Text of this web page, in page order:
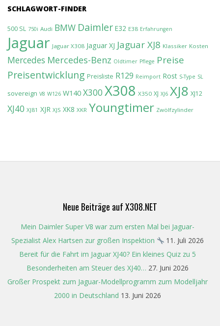
SCHLAGWORT-FINDER
500 SL 750i Audi BMW Daimler E32 E38 Erfahrungen
Jaguar Jaguar X308 Jaguar XJ Jaguar XJ8 Klassiker Kosten
Mercedes Mercedes-Benz Oldtimer Pflege Preise
Preisentwicklung Preisliste R129 Reimport Rost S-Type SL
sovereign V8 W126 W140 X300 X308 X350 XJ XJ6 XJ8 XJ12
XJ40 XJ81 XJR XJS XK8 XKR Youngtimer Zwölfzylinder
Neue Beiträge auf X308.NET
Mein Daimler Super V8 war zum ersten Mal bei Jaguar-
Spezialist Alex Hartsen zur großen Inspektion
11. Juli 2026
Bereit für die Fahrt im Jaguar XJ40? Ein kleines Quiz zu 5
Besonderheiten am Steuer des XJ40… 27. Juni 2026
Großer Prospekt zum Jaguar-Modellprogramm zum Modelljahr
2000 in Deutschland 13. Juni 2026